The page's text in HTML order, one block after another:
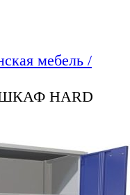
мебель /
HARD